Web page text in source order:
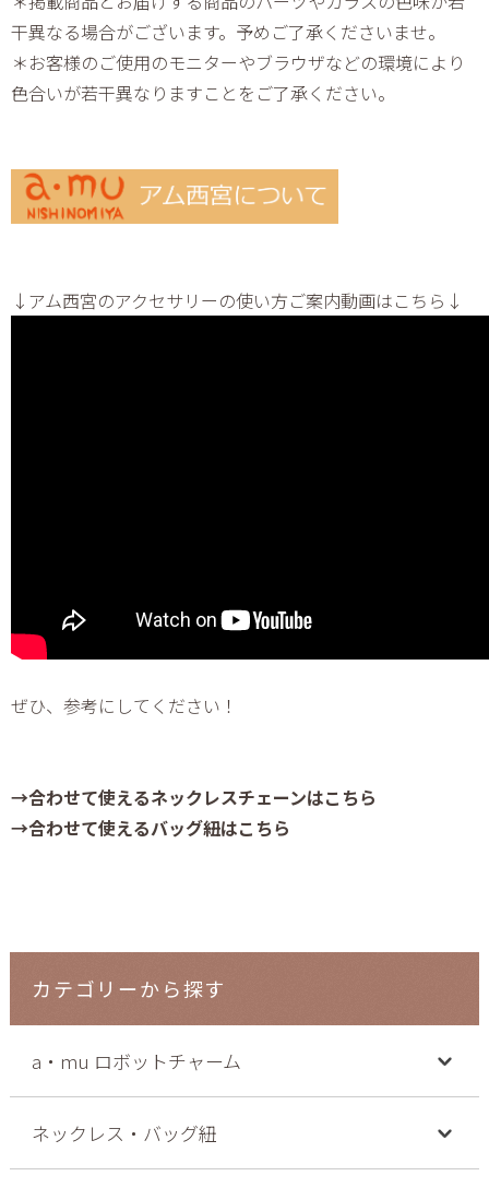
干異なる場合がございます。予めご了承くださいませ。
＊お客様のご使用のモニターやブラウザなどの環境により
色合いが若干異なりますことをご了承ください。
↓アム西宮のアクセサリーの使い方ご案内動画はこちら↓
ぜひ、参考にしてください！
→合わせて使えるネックレスチェーンはこちら
→合わせて使えるバッグ紐はこちら
カテゴリーから探す
a・mu ロボットチャーム
ネックレス・バッグ紐